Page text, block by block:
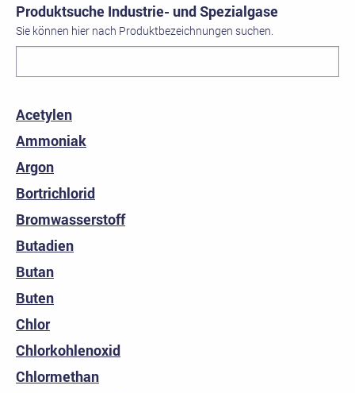
Produktsuche Industrie- und Spezialgase
Sie können hier nach Produktbezeichnungen suchen.
Acetylen
Ammoniak
Argon
Bortrichlorid
Bromwasserstoff
Butadien
Butan
Buten
Chlor
Chlorkohlenoxid
Chlormethan